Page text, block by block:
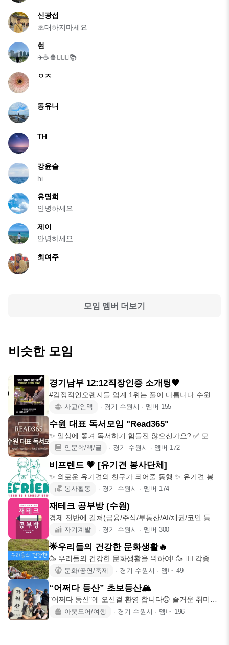
신광섭
초대하지마세요
현
✈️☕️🍿🏃🏻‍♀️📚
ㅇㅈ
.
동유니
.
TH
.
강윤슬
hi
유명희
안녕하세요
제이
안녕하세요.
최여주
모임 멤버 더보기
비슷한 모임
경기남부 12:12직장인증 소개팅🧡
#감정적인오렌지들 업계 1위는 풀이 다릅니다 수원 용
인 분당 수도권 싱
사교/인맥 ∙ 경기 수원시 ∙ 멤버 155
수원 대표 독서모임 "Read365"
✨️ 일상에 쫓겨 독서하기 힘들진 않으신가요? ✅️ 모두
함께 독서하는
인문학/책/글 ∙ 경기 수원시 ∙ 멤버 172
비프렌드 💗 [유기견 봉사단체]
✨ 외로운 유기견의 친구가 되어줄 동행 ✨ 유기견 봉사
단체 _ 비프렌드
봉사활동 ∙ 경기 수원시 ∙ 멤버 174
재테크 공부방 (수원)
경제 전반에 걸쳐(금융/주식/부동산/AI/채권/코인 등등)
같이 공부하고
자기계발 ∙ 경기 수원시 ∙ 멤버 300
🌟우리들의 건강한 문화생활🔥
🥳 우리들의 건강한 문화생활을 위하여! 🥳 🤼‍♀️ 각종 다
양한 문화생
문화/공연/축제 ∙ 경기 수원시 ∙ 멤버 49
“어쩌다 등산” 초보등산🏔
"어쩌다 등산"에 오신걸 환영 합니다😊 즐거운 취미생
활하며, 좋은 추억
아웃도어/여행 ∙ 경기 수원시 ∙ 멤버 196